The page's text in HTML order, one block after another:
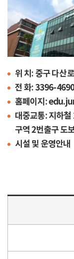
위 치: 중구 다산
전 화: 3396-
홈페이지:
대중교통: 지하
구역 2번출구 도
시설 및 운영안내